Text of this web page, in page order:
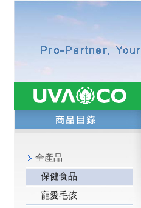
全產品
保健食品
寵愛毛孩